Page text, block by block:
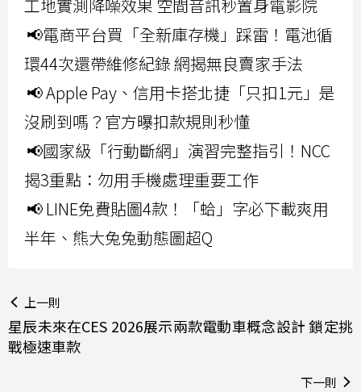
工地實測降噪效果 空間音訊秒置身電影院
📢電商平台買「全新庫存機」踩雷！電池循
環44次還帶維修紀錄 網揭無良賣家手法
📢 Apple Pay、信用卡搭北捷「只扣1元」是
沒刷到嗎？官方曝扣款規則秒懂
📢國家級「行動斷網」演習完整指引！NCC
揭3重點：勿用手機處理重要工作
📢 LINE免費貼圖4款！「蛤」字必下載爽用
半年、熊大兔兔動態圖超Q
上一則
星辰未來在CES 2026展示兩款電動車概念設計 鎖定挑
戰極速車款
下一則